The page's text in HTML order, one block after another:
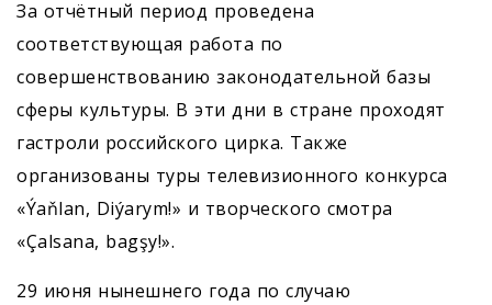
За отчётный период проведена
соответствующая работа по
совершенствованию законодательной базы
сферы культуры. В эти дни в стране проходят
гастроли российского цирка. Также
организованы туры телевизионного конкурса
«Ýaňlan, Diýarym!» и творческого смотра
«Çalsana, bagşy!».
29 июня нынешнего года по случаю